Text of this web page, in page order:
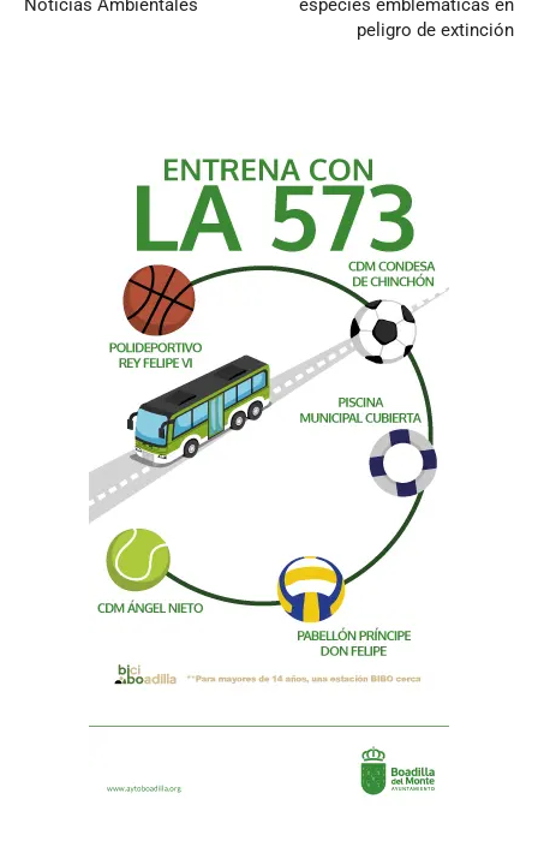
Noticias Ambientales
especies emblemáticas en
peligro de extinción